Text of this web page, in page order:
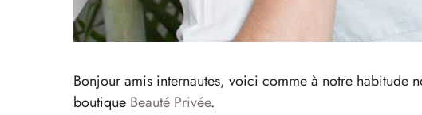
Bonjour amis internautes, voici comme à notre habitude
boutique Beauté Privée.